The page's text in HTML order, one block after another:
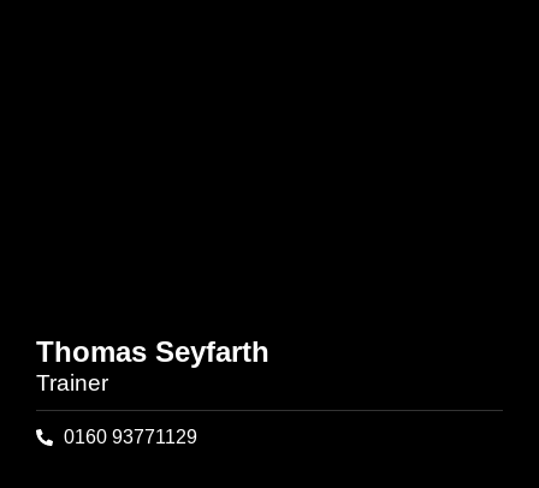
Thomas Seyfarth
Trainer
0160 93771129